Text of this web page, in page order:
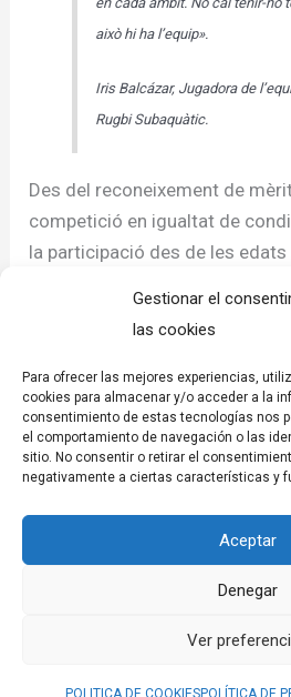
Gestionar el
las cookies
Para ofrecer las mejores experiencias,
cookies para almacenar y/o acceder a la
consentimiento de estas tecnologías nos
el comportamiento de navegación o las
sitio. No consentir o retirar el
negativamente a ciertas características y
Aceptar
Denegar
Ver
POLITICA DE COOKIESPOLÍTICA DE
això hi ha l’equip».
Iris Balcázar, Jugadora de
Rugbi Subaquàtic.
Des del reconeixement de
competició en igualtat de
la participació des de les edats
Si estàs interessada, agafa
nosaltres:Apunta’t!
Departament d’Empresa i Treball.